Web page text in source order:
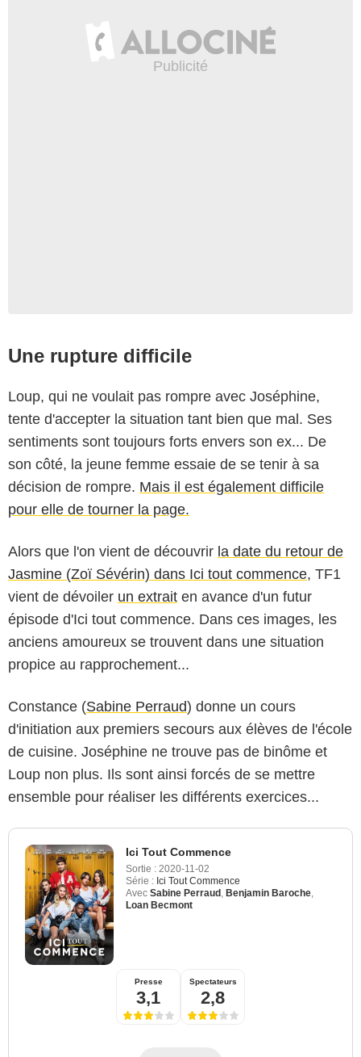
Une rupture difficile
Loup, qui ne voulait pas rompre avec Joséphine,
tente d'accepter la situation tant bien que mal. Ses
sentiments sont toujours forts envers son ex... De
son côté, la jeune femme essaie de se tenir à sa
décision de rompre. Mais il est également difficile
pour elle de tourner la page.
Alors que l'on vient de découvrir la date du retour de
Jasmine (Zoï Sévérin) dans Ici tout commence, TF1
vient de dévoiler un extrait en avance d'un futur
épisode d'Ici tout commence. Dans ces images, les
anciens amoureux se trouvent dans une situation
propice au rapprochement...
Constance (Sabine Perraud) donne un cours
d'initiation aux premiers secours aux élèves de l'école
de cuisine. Joséphine ne trouve pas de binôme et
Loup non plus. Ils sont ainsi forcés de se mettre
ensemble pour réaliser les différents exercices...
Ici Tout Commence
Sortie : 2020-11-02
Série : Ici Tout Commence
Avec Sabine Perraud Benjamin Baroche
Loan Becmont
Presse
3,1
Spectateurs
2,8